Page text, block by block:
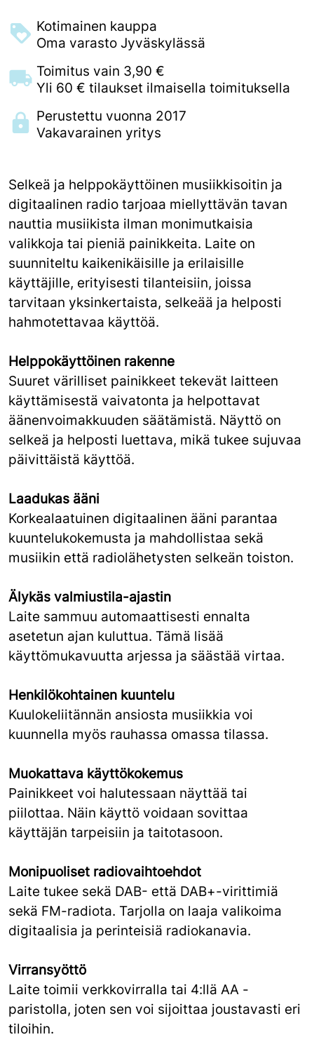
Kotimainen kauppa
Oma varasto Jyväskylässä
Toimitus vain 3,90 €
Yli 60 € tilaukset ilmaisella toimituksella
Perustettu vuonna 2017
Vakavarainen yritys
Selkeä ja helppokäyttöinen musiikkisoitin ja
digitaalinen radio tarjoaa miellyttävän tavan
nauttia musiikista ilman monimutkaisia
valikkoja tai pieniä painikkeita. Laite on
suunniteltu kaikenikäisille ja erilaisille
käyttäjille, erityisesti tilanteisiin, joissa
tarvitaan yksinkertaista, selkeää ja helposti
hahmotettavaa käyttöä.
Helppokäyttöinen rakenne
Suuret värilliset painikkeet tekevät laitteen
käyttämisestä vaivatonta ja helpottavat
äänenvoimakkuuden säätämistä. Näyttö on
selkeä ja helposti luettava, mikä tukee sujuvaa
päivittäistä käyttöä.
Laadukas ääni
Korkealaatuinen digitaalinen ääni parantaa
kuuntelukokemusta ja mahdollistaa sekä
musiikin että radiolähetysten selkeän toiston.
Älykäs valmiustila-ajastin
Laite sammuu automaattisesti ennalta
asetetun ajan kuluttua. Tämä lisää
käyttömukavuutta arjessa ja säästää virtaa.
Henkilökohtainen kuuntelu
Kuulokeliitännän ansiosta musiikkia voi
kuunnella myös rauhassa omassa tilassa.
Muokattava käyttökokemus
Painikkeet voi halutessaan näyttää tai
piilottaa. Näin käyttö voidaan sovittaa
käyttäjän tarpeisiin ja taitotasoon.
Monipuoliset radiovaihtoehdot
Laite tukee sekä DAB- että DAB+-virittimiä
sekä FM-radiota. Tarjolla on laaja valikoima
digitaalisia ja perinteisiä radiokanavia.
Virransyöttö
Laite toimii verkkovirralla tai 4:llä AA -
paristolla, joten sen voi sijoittaa joustavasti eri
tiloihin.